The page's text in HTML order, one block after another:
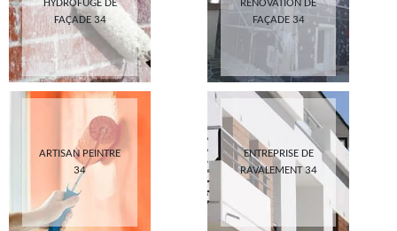
HYDROFUGE DE
FAÇADE 34
RÉNOVATION DE
FAÇADE 34
ARTISAN PEINTRE
34
ENTREPRISE DE
RAVALEMENT 34